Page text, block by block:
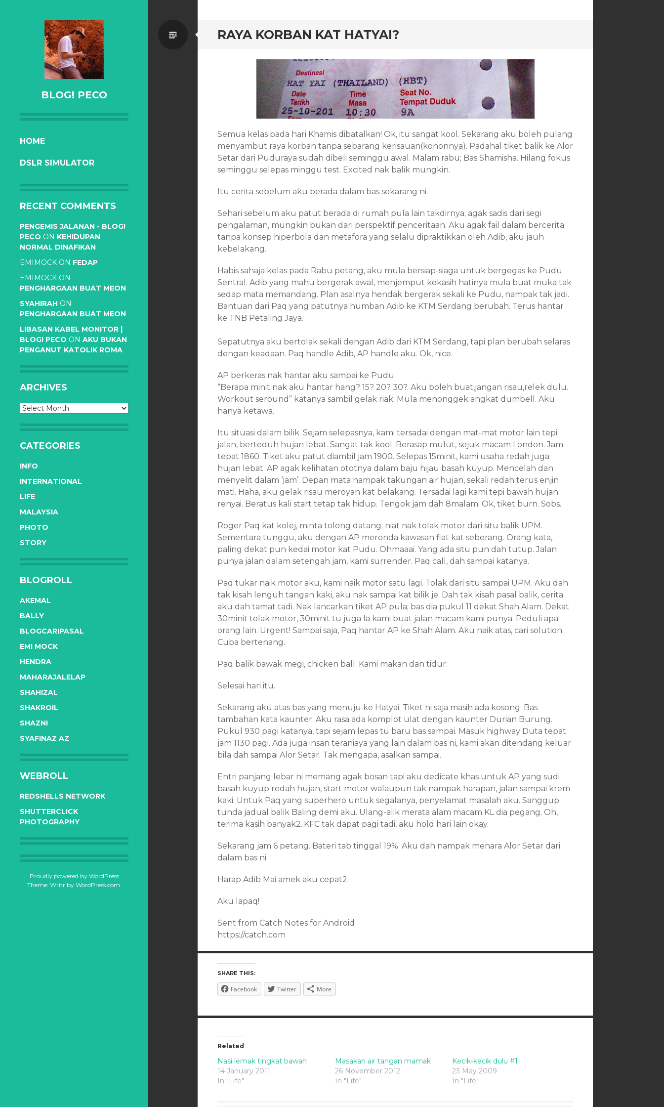
BLOG! PECO
SKIP
CONTENT
HOME
DSLR SIMULATOR
RECENT COMMENTS
PENGEMIS JALANAN - BLOG!
PECO ON KEHIDUPAN
NORMAL DINAFIKAN
EMIMOCK ON FEDAP
EMIMOCK ON
PENGHARGAAN BUAT MEON
SYAHIRAH ON
PENGHARGAAN BUAT MEON
LIBASAN KABEL MONITOR |
BLOG! PECO ON AKU BUKAN
PENGANUT KATOLIK ROMA
ARCHIVES
Archives
CATEGORIES
INFO
INTERNATIONAL
LIFE
MALAYSIA
PHOTO
STORY
BLOGROLL
AKEMAL
BALLY
BLOGCARIPASAL
EMI MOCK
HENDRA
MAHARAJALELAP
SHAHIZAL
SHAKROIL
SHAZNI
SYAFINAZ AZ
WEBROLL
REDSHELLS NETWORK
SHUTTERCLICK
PHOTOGRAPHY
Proudly powered by WordPress
Theme: Writr by WordPress.com.
RAYA KORBAN KAT HATYAI?
Standard
Semua kelas pada hari Khamis dibatalkan! Ok, itu sangat kool. Sekarang aku boleh pulang
menyambut raya korban tanpa sebarang kerisauan(kononnya). Padahal tiket balik ke Alor
Setar dari Puduraya sudah dibeli seminggu awal. Malam rabu; Bas Shamisha. Hilang fokus
seminggu selepas minggu test. Excited nak balik mungkin.
Itu cerita sebelum aku berada dalam bas sekarang ni.
Sehari sebelum aku patut berada di rumah pula lain takdirnya; agak sadis dari segi
pengalaman, mungkin bukan dari perspektif penceritaan. Aku agak fail dalam bercerita;
tanpa konsep hiperbola dan metafora yang selalu dipraktikkan oleh Adib, aku jauh
kebelakang.
Habis sahaja kelas pada Rabu petang, aku mula bersiap-siaga untuk bergegas ke Pudu
Sentral. Adib yang mahu bergerak awal, menjemput kekasih hatinya mula buat muka tak
sedap mata memandang. Plan asalnya hendak bergerak sekali ke Pudu, nampak tak jadi.
Bantuan dari Paq yang patutnya humban Adib ke KTM Serdang berubah. Terus hantar
ke TNB Petaling Jaya.
Sepatutnya aku bertolak sekali dengan Adib dari KTM Serdang, tapi plan berubah selaras
dengan keadaan. Paq handle Adib, AP handle aku. Ok, nice.
AP berkeras nak hantar aku sampai ke Pudu.
“Berapa minit nak aku hantar hang? 15? 20? 30?. Aku boleh buat,jangan risau,relek dulu.
Workout seround” katanya sambil gelak riak. Mula menonggek angkat dumbell. Aku
hanya ketawa.
Itu situasi dalam bilik. Sejam selepasnya, kami tersadai dengan mat-mat motor lain tepi
jalan, berteduh hujan lebat. Sangat tak kool. Berasap mulut, sejuk macam London. Jam
tepat 1860. Tiket aku patut diambil jam 1900. Selepas 15minit, kami usaha redah juga
hujan lebat. AP agak kelihatan ototnya dalam baju hijau basah kuyup. Mencelah dan
menyelit dalam ‘jam’. Depan mata nampak takungan air hujan, sekali redah terus enjin
mati. Haha, aku gelak risau meroyan kat belakang. Tersadai lagi kami tepi bawah hujan
renyai. Beratus kali start tetap tak hidup. Tengok jam dah 8malam. Ok, tiket burn. Sobs.
Roger Paq kat kolej, minta tolong datang; niat nak tolak motor dari situ balik UPM.
Sementara tunggu, aku dengan AP meronda kawasan flat kat seberang. Orang kata,
paling dekat pun kedai motor kat Pudu. Ohmaaai. Yang ada situ pun dah tutup. Jalan
punya jalan dalam setengah jam, kami surrender. Paq call, dah sampai katanya.
Paq tukar naik motor aku, kami naik motor satu lagi. Tolak dari situ sampai UPM. Aku dah
tak kisah lenguh tangan kaki, aku nak sampai kat bilik je. Dah tak kisah pasal balik, cerita
aku dah tamat tadi. Nak lancarkan tiket AP pula; bas dia pukul 11 dekat Shah Alam. Dekat
30minit tolak motor, 30minit tu juga la kami buat jalan macam kami punya. Peduli apa
orang lain. Urgent! Sampai saja, Paq hantar AP ke Shah Alam. Aku naik atas, cari solution.
Cuba bertenang.
Paq balik bawak megi, chicken ball. Kami makan dan tidur.
Selesai hari itu.
Sekarang aku atas bas yang menuju ke Hatyai. Tiket ni saja masih ada kosong. Bas
tambahan kata kaunter. Aku rasa ada komplot ulat dengan kaunter Durian Burung.
Pukul 930 pagi katanya, tapi sejam lepas tu baru bas sampai. Masuk highway Duta tepat
jam 1130 pagi. Ada juga insan teraniaya yang lain dalam bas ni, kami akan ditendang keluar
bila dah sampai Alor Setar. Tak mengapa, asalkan sampai.
Entri panjang lebar ni memang agak bosan tapi aku dedicate khas untuk AP yang sudi
basah kuyup redah hujan, start motor walaupun tak nampak harapan, jalan sampai krem
kaki. Untuk Paq yang superhero untuk segalanya, penyelamat masalah aku. Sanggup
tunda jadual balik Baling demi aku. Ulang-alik merata alam macam KL dia pegang. Oh,
terima kasih banyak2..KFC tak dapat pagi tadi, aku hold hari lain okay.
Sekarang jam 6 petang. Bateri tab tinggal 19%. Aku dah nampak menara Alor Setar dari
dalam bas ni.
Harap Adib Mai amek aku cepat2.
Aku lapaq!
Sent from Catch Notes for Android
https://catch.com
SHARE THIS:
Facebook Twitter More
Related
Nasi lemak tingkat bawah
14 January 2011
In "Life"
Masakan air tangan mamak
26 November 2012
In "Life"
Kecik-kecik dulu #1
23 May 2009
In "Life"